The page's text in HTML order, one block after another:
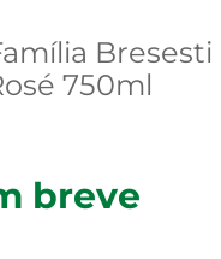
750ml
breve